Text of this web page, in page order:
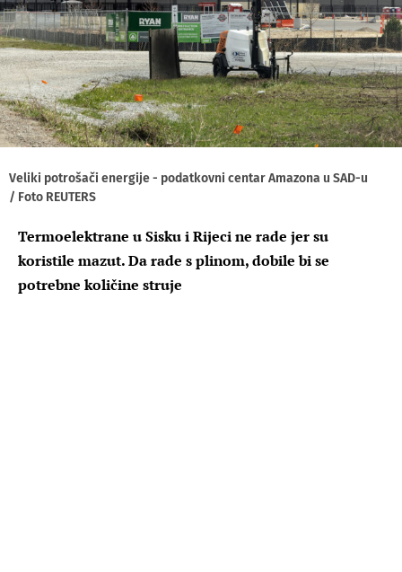
Veliki potrošači energije - podatkovni centar Amazona u SAD-u
/ Foto REUTERS
Termoelektrane u Sisku i Rijeci ne rade jer su
koristile mazut. Da rade s plinom, dobile bi se
potrebne količine struje